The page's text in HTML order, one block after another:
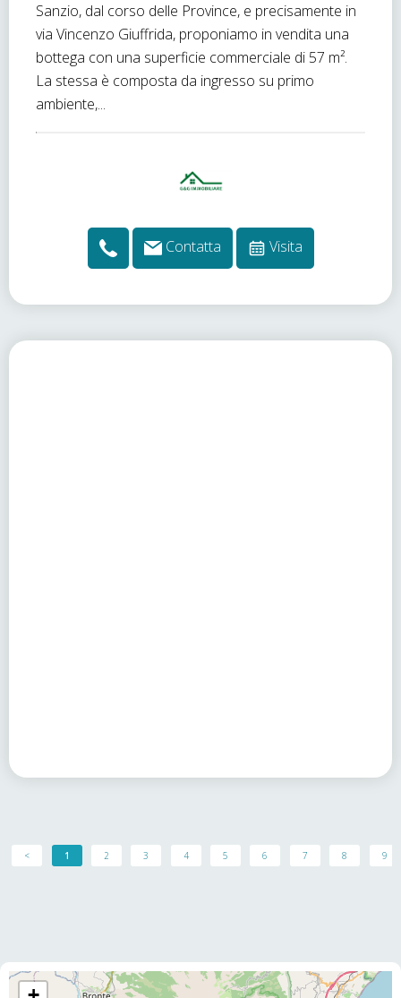
Sanzio, dal corso delle Province, e precisamente in
via Vincenzo Giuffrida, proponiamo in vendita una
bottega con una superficie commerciale di 57 m².
La stessa è composta da ingresso su primo
ambiente,...
Contatta Visita
< 1 2 3 4 5 6 7 8 9